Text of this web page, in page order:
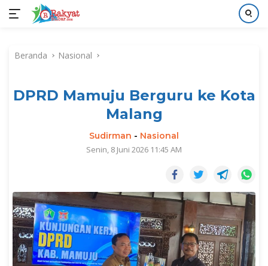
kontenBeranda Nasional
DPRD Mamuju Berguru ke Kota
Malang
Sudirman - Nasional
Senin, 8 Juni 2026 11:45 AM